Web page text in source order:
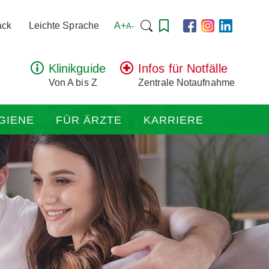
Leichte Sprache A+A- Suchen
Klinikguide
Von A bis Z
Infos für Notfälle
Zentrale Notaufnahme
FÜR ÄRZTE KARRIERE